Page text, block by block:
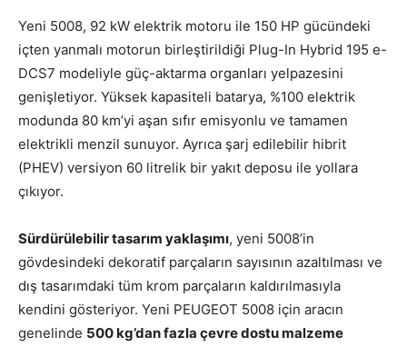
Yeni 5008, 92 kW elektrik motoru ile 150 HP gücündeki
içten yanmalı motorun birleştirildiği Plug-In Hybrid 195 e-
DCS7 modeliyle güç-aktarma organları yelpazesini
genişletiyor. Yüksek kapasiteli batarya, %100 elektrik
modunda 80 km’yi aşan sıfır emisyonlu ve tamamen
elektrikli menzil sunuyor. Ayrıca şarj edilebilir hibrit
(PHEV) versiyon 60 litrelik bir yakıt deposu ile yollara
çıkıyor.
Sürdürülebilir tasarım yaklaşımı, yeni 5008’in
gövdesindeki dekoratif parçaların sayısının azaltılması ve
dış tasarımdaki tüm krom parçaların kaldırılmasıyla
kendini gösteriyor. Yeni PEUGEOT 5008 için aracın
genelinde 500 kg’dan fazla çevre dostu malzeme